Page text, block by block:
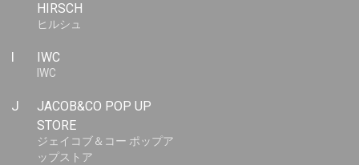
HIRSCH
ヒルシュ
IWC
IWC
J
JACOB&CO POP UP
STORE
ジェイコブ＆コー ポップア
ップストア